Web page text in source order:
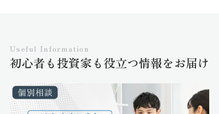
初心者も投資家も役立つ情報をお届け
Useful Information